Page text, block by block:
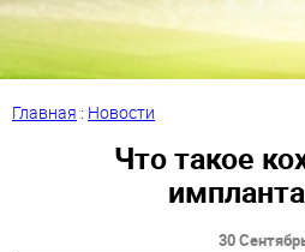
Главная : Новости
Что такое
30